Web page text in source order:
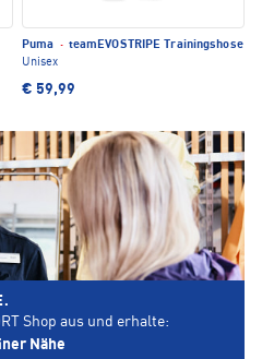
Puma · teamEVOSTRIPE Trainingshose
Unisex
€ 59,99
Shop aus und erhalte:
Nähe